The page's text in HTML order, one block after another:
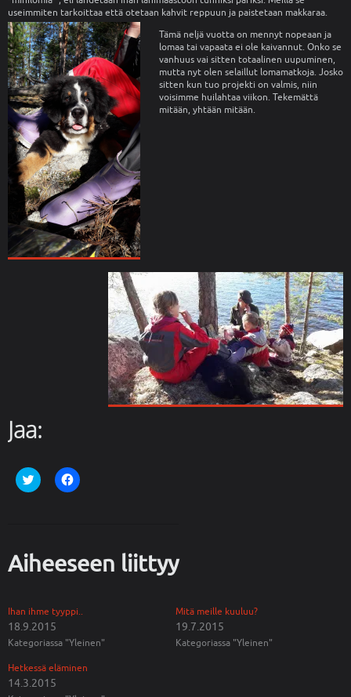
useimmiten tarkoittaa että otetaan kahvit reppuun ja paistetaan makkaraa.
Tämä neljä vuotta on mennyt nopeaan ja
lomaa tai vapaata ei ole kaivannut. Onko se
vanhuus vai sitten totaalinen uupuminen,
mutta nyt olen selaillut lomamatkoja. Josko
sitten kun tuo projekti on valmis, niin
voisimme huilahtaa viikon. Tekemättä
mitään, yhtään mitään.
Jaa:
a
e
r
ä
(
A
v
a
t
u
u
a
o
o
s
A
v
u
u
Aiheeseen liittyy
Ihan ihme tyyppi..
18.9.2015
Kategoriassa "Yleinen"
Mitä meille kuuluu?
19.7.2015
Kategoriassa "Yleinen"
Hetkessä eläminen
14.3.2015